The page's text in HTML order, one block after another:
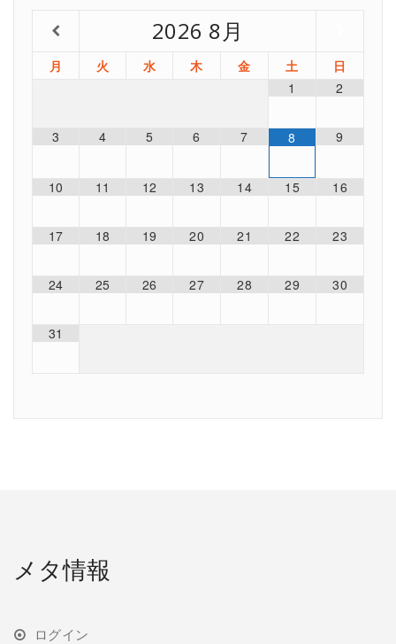
2026 8月
月 火 水 木 金 土
日
1
2
3 4 5 6 7 8 9
10 11 12 13 14 15 16
17 18 19 20 21 22 23
24 25 26 27 28 29 30
31
メタ情報
ログイン